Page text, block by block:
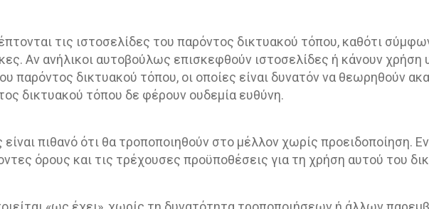
τις ιστοσελίδες του παρόντος δικτυακού τόπου, καθότι
Αν ανήλικοι αυτοβούλως επισκεφθούν ιστοσελίδες ή κάνουν χρήση
παρόντος δικτυακού τόπου, οι οποίες είναι δυνατόν να θεωρηθούν
δικτυακού τόπου δε φέρουν ουδεμία ευθύνη.
πιθανό ότι θα τροποποιηθούν στο μέλλον χωρίς προειδοποίηση.
όρους και τις τρέχουσες προϋποθέσεις για τη χρήση αυτού του